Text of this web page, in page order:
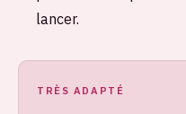
lancer.
TRÈS ADAPTÉ